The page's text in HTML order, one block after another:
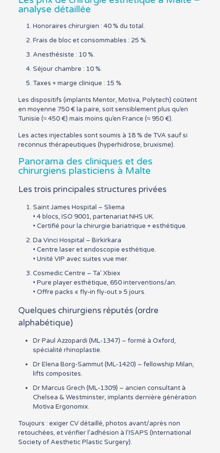
analyse détaillée
Honoraires chirurgien : 40 % du total.
Frais de bloc et consommables : 25 %.
Anesthésiste : 10 %.
Séjour chambre : 10 %.
Taxes + marge clinique : 15 %.
Les dispositifs (implants Mentor, Motiva, Polytech) coûtent
en moyenne 750 € la paire, soit sensiblement plus qu’en
Tunisie (≈ 450 €) mais moins qu’en France (≈ 950 €).
Les actes injectables sont soumis à 18 % de TVA sauf si
reconnus thérapeutiques (hyperhidrose, bruxisme).
Panorama des cliniques et des
chirurgiens plasticiens à Malte
Les trois principales structures privées
Saint James Hospital – Sliema
• 4 blocs, ISO 9001, partenariat NHS UK.
• Certifié pour la chirurgie bariatrique + esthétique.
Da Vinci Hospital – Birkirkara
• Centre laser et endoscopie esthétique.
• Unité VIP avec suites vue mer.
Cosmedic Centre – Ta’ Xbiex
• Pure player esthétique, 650 interventions/an.
• Offre packs « fly-in fly-out » 5 jours.
Quelques chirurgiens réputés (ordre
alphabétique)
Dr Paul Azzopardi (ML-1347) – formé à Oxford,
spécialité rhinoplastie.
Dr Elena Borg-Sammut (ML-1420) – fellowship Milan,
lifts composites.
Dr Marcus Grech (ML-1309) – ancien consultant à
Chelsea & Westminster, implants dernière génération
Motiva Ergonomix.
Toujours : exiger CV détaillé, photos avant/après non
retouchées, et vérifier l’adhésion à l’ISAPS (International
Society of Aesthetic Plastic Surgery).